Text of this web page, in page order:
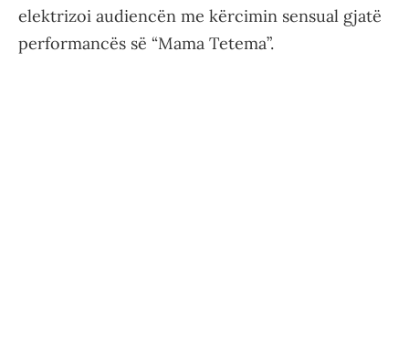
elektrizoi audiencën me kërcimin sensual gjatë
performancës së “Mama Tetema”.